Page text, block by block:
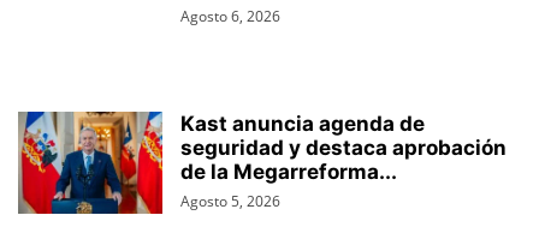
Agosto 6, 2026
Kast anuncia agenda de
seguridad y destaca aprobación
de la Megarreforma...
Agosto 5, 2026